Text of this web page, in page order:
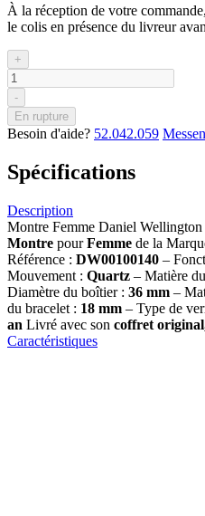
À la réception de votre
le colis en présence du livreur
+
-
En rupture
Besoin d'aide? 52.042.059
Spécifications
Description
Montre Femme Daniel
Montre pourFemme de la
Référence : DW00100140 –
Mouvement : Quartz – Matière
Diamètre du boîtier : 36 mm –
du bracelet : 18 mm – Type de
an Livré avec son coffret
Caractéristiques